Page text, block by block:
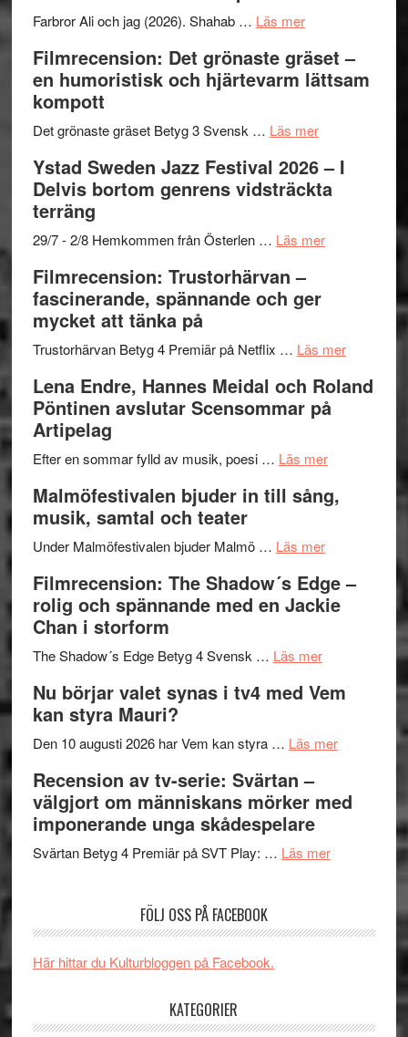
Want
Believe
–
Frankenshtey
med
Fox
och
Scully
presenterar
nya
titlar
årets
Farbror Ali och jag (2026). Shahab … Läs merom
Shahab
Mehrabi
Filmstadens
stipendium
Filmrecension: Det grönaste gräset –
en humoristisk och hjärtevarm lättsam
kompott
Det grönaste gräset Betyg 3 Svensk … Läs merom
Det
grönaste
–
och
lättsam
Ystad Sweden Jazz Festival 2026 – I
Delvis bortom genrens vidsträckta
terräng
29/7 - 2/8 Hemkommen från Österlen … Läs merom
2026
I
Delvis
genrens
terräng
Filmrecension: Trustorhärvan –
fascinerande, spännande och ger
mycket att tänka på
Trustorhärvan Betyg 4 Premiär på Netflix … Läs merom
på
Lena Endre, Hannes Meidal och Roland
Pöntinen avslutar Scensommar på
Artipelag
Efter en sommar fylld av musik, poesi … Läs merom
Endre,
Roland
Pöntinen
Scensommar
Artipelag
Malmöfestivalen bjuder in till sång,
musik, samtal och teater
Under Malmöfestivalen bjuder Malmö … Läs merom
bjuder
in
samtal
teater
Filmrecension: The Shadow´s Edge –
rolig och spännande med en Jackie
Chan i storform
The Shadow´s Edge Betyg 4 Svensk … Läs merom
The
´s
rolig
spännande
Chan
Nu börjar valet synas i tv4 med Vem
kan styra Mauri?
Den 10 augusti 2026 har Vem kan styra … Läs merom
valet
kan
Recension av tv-serie: Svärtan –
välgjort om människans mörker med
imponerande unga skådespelare
Svärtan Betyg 4 Premiär på SVT Play: … Läs merom
serie:
om
FÖLJ OSS PÅ FACEBOOK
Här hittar du Kulturbloggen på Facebook.
KATEGORIER